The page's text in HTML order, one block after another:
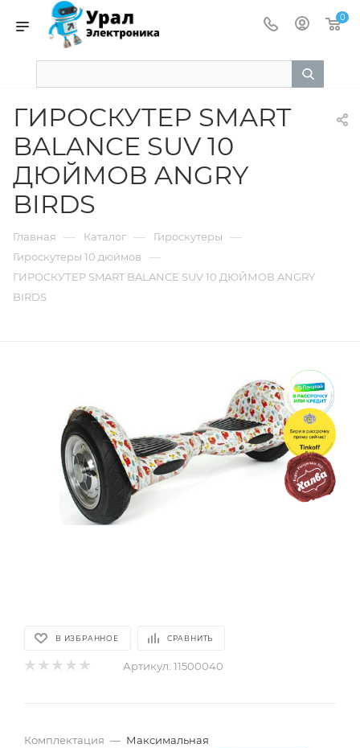
0
ГИРОСКУТЕР SMART
BALANCE SUV 10
ДЮЙМОВ ANGRY
BIRDS
Главная — Каталог — Гироскутеры —
Гироскутеры 10 дюймов —
ГИРОСКУТЕР SMART BALANCE SUV 10 ДЮЙМОВ ANGRY
BIRDS
В ИЗБРАННОЕ СРАВНИТЬ
Артикул: 11500040
Комплектация — Максимальная